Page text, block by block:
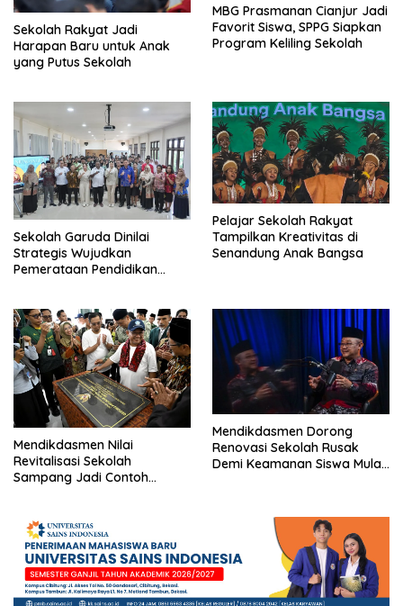
Sekolah Rakyat Jadi
Harapan Baru untuk Anak
yang Putus Sekolah
MBG Prasmanan Cianjur Jadi
Favorit Siswa, SPPG Siapkan
Program Keliling Sekolah
Sekolah Garuda Dinilai
Strategis Wujudkan
Pemerataan Pendidikan
Pelajar Sekolah Rakyat
Tampilkan Kreativitas di
Senandung Anak Bangsa
Mendikdasmen Nilai
Revitalisasi Sekolah
Sampang Jadi Contoh
Mendikdasmen Dorong
Renovasi Sekolah Rusak
Demi Keamanan Siswa Mulai